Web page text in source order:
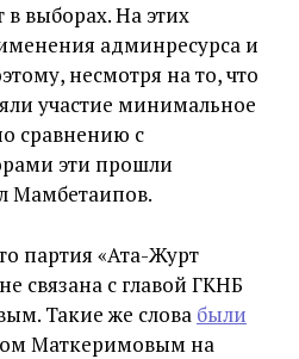
в выборах. На этих
админресурса и
несмотря на то, что
участие минимальное
сравнению с
эти прошли
Мамбетаипов.
партия «Ата-Журт
связана с главой ГКНБ
Такие же слова были
Маткеримовым на